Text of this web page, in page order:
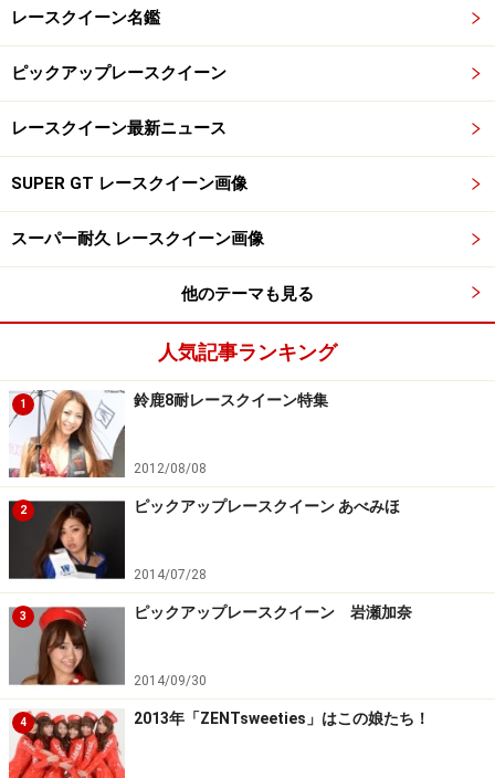
レースクイーン名鑑
ピックアップレースクイーン
レースクイーン最新ニュース
SUPER GT レースクイーン画像
スーパー耐久 レースクイーン画像
他のテーマも見る
人気記事ランキング
1 鈴鹿8耐レースクイーン特集
2012/08/08
2 ピックアップレースクイーン あべみほ
2014/07/28
3 ピックアップレースクイーン 岩瀬加奈
2014/09/30
4 2013年「ZENTsweeties」はこの娘たち！